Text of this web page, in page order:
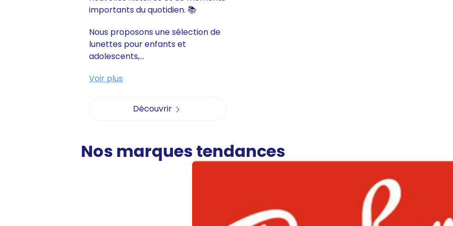
importants du quotidien. 📚
Nous proposons une sélection de
lunettes pour enfants et
adolescents,...
Voir plus
Découvrir
Nos marques tendances